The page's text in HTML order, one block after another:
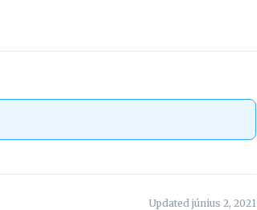
Updated június 2, 2021